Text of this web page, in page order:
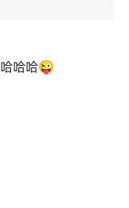
哈哈😜